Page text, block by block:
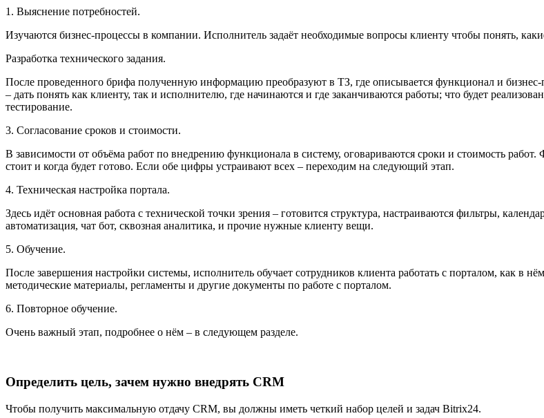
1. Выяснение потребностей.
Изучаются бизнес-процессы в компании. Исполнитель задаёт необходимые вопросы клиенту чтобы понять,
Разработка технического задания.
После проведенного брифа полученную информацию преобразуют в ТЗ, где описывается функционал и
– дать понять как клиенту, так и исполнителю, где начинаются и где заканчиваются работы; что будет
тестирование.
3. Согласование сроков и стоимости.
В зависимости от объёма работ по внедрению функционала в систему, оговариваются сроки и стоимость
стоит и когда будет готово. Если обе цифры устраивают всех – переходим на следующий этап.
4. Техническая настройка портала.
Здесь идёт основная работа с технической точки зрения – готовится структура, настраиваются фильтры,
автоматизация, чат бот, сквозная аналитика, и прочие нужные клиенту вещи.
5. Обучение.
После завершения настройки системы, исполнитель обучает сотрудников клиента работать с порталом, как в
методические материалы, регламенты и другие документы по работе с порталом.
6. Повторное обучение.
Очень важный этап, подробнее о нём – в следующем разделе.
Определить цель, зачем нужно внедрять CRM
Чтобы получить максимальную отдачу CRM, вы должны иметь четкий набор целей и задач Bitrix24.